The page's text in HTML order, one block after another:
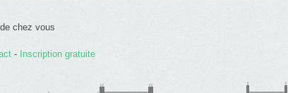
chez vous
- Inscription gratuite